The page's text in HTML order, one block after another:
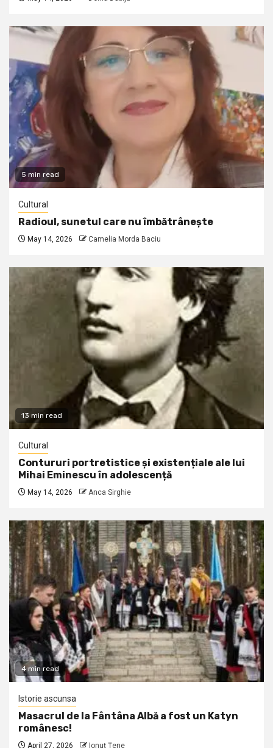
5 min read
Cultural
Radioul, sunetul care nu îmbătrânește
May 14, 2026 Camelia Morda Baciu
13 min read
Cultural
Contururi portretistice și existențiale ale lui
Mihai Eminescu în adolescență
May 14, 2026 Anca Sirghie
4 min read
Istorie ascunsa
Masacrul de la Fântâna Albă a fost un Katyn
românesc!
April 27, 2026 Ionuţ Ţene